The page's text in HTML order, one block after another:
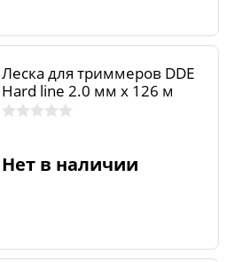
Леска для триммеров DDE
Hard line 2.0 мм х 126 м
Нет в наличии